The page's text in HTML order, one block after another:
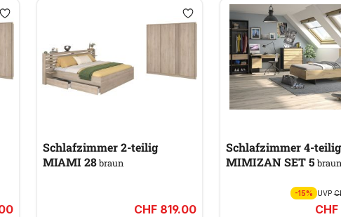
Schlafzimmer 2-teilig
MIAMI 28braun
CHF 819.00
Schlafzimmer 4-teilig
MIMIZAN SET 5 braun
-15% UVP